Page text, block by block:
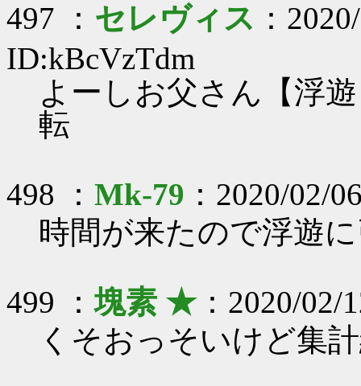
497 ： セレヴィス ：
ID:kBcVzTdm
よーしお父さん【浮
転
498 ： Mk-79 ：2020/02/
時間が来たので浮遊
499 ：塊素 ★：2020/02/
くそおっそいけど集